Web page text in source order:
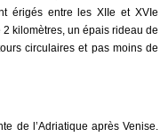
érigés entre les XIIe et XVIe
kilomètres, un épais rideau de
circulaires et pas moins de
de l’Adriatique après Venise.